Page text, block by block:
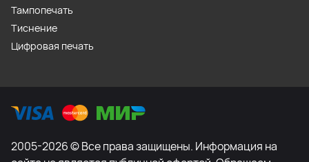
Тампопечать
Тиснение
Цифровая печать
2005-2026 © Все права защищены. Информация на